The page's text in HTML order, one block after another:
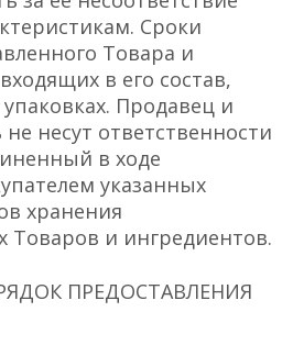
Сроки
Товара и
в его состав,
Продавец и
несут ответственности
в ходе
указанных
хранения
Товаров и ингредиентов.
ПРЕДОСТАВЛЕНИЯ